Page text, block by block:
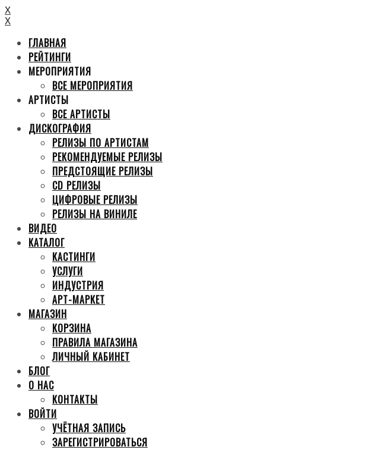
X
X
ГЛАВНАЯ
РЕЙТИНГИ
МЕРОПРИЯТИЯ
ВСЕ МЕРОПРИЯТИЯ
АРТИСТЫ
ВСЕ АРТИСТЫ
ДИСКОГРАФИЯ
РЕЛИЗЫ ПО АРТИСТАМ
РЕКОМЕНДУЕМЫЕ РЕЛИЗЫ
ПРЕДСТОЯЩИЕ РЕЛИЗЫ
CD РЕЛИЗЫ
ЦИФРОВЫЕ РЕЛИЗЫ
РЕЛИЗЫ НА ВИНИЛЕ
ВИДЕО
КАТАЛОГ
КАСТИНГИ
УСЛУГИ
ИНДУСТРИЯ
АРТ-МАРКЕТ
МАГАЗИН
КОРЗИНА
ПРАВИЛА МАГАЗИНА
ЛИЧНЫЙ КАБИНЕТ
БЛОГ
О НАС
КОНТАКТЫ
ВОЙТИ
УЧЁТНАЯ ЗАПИСЬ
ЗАРЕГИСТРИРОВАТЬСЯ